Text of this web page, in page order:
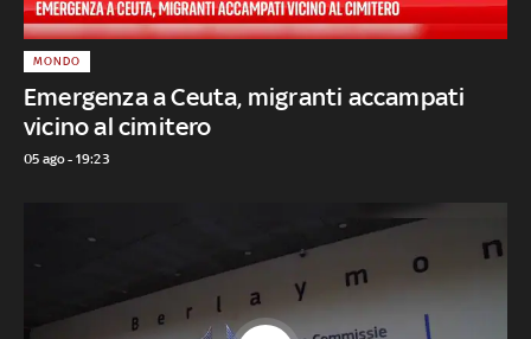
Emergenza a Ceuta, migranti accampati
vicino al cimitero
MONDO
05 ago - 19:23